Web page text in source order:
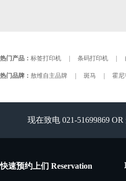
热门产品： 标签打印机 条码打印机
热门品牌： 敖维自主品牌 斑马 霍尼
现在致电 021-51699869 OR
快速预约上们 Reservation